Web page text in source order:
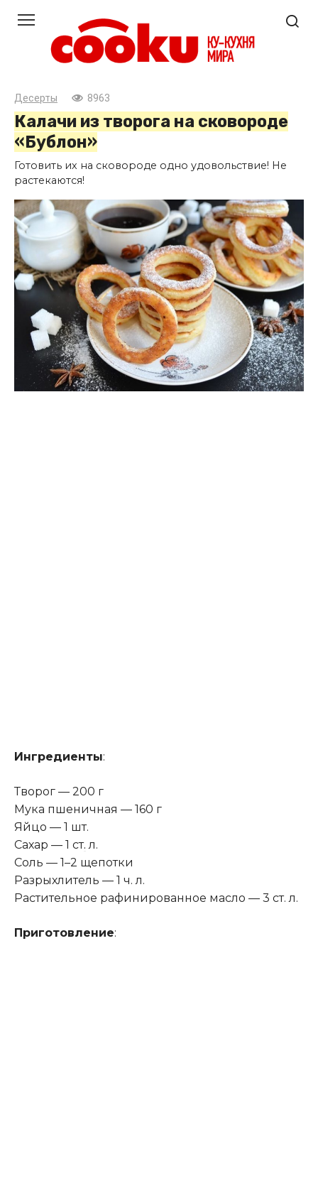
контенту
Десерты 8963
Калачи из творога на сковороде
«Бублон»
Готовить их на сковороде одно удовольствие! Не
растекаются!
Ингредиенты:
Творог — 200 г
Мука пшеничная — 160 г
Яйцо — 1 шт.
Сахар — 1 ст. л.
Соль — 1–2 щепотки
Разрыхлитель — 1 ч. л.
Растительное рафинированное масло — 3 ст. л.
Приготовление: